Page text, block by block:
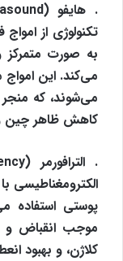
تکنولوژی از
به صورت
می‌کند. این
می‌شوند، که
کاهش ظاهر چین
الکترومغناطیسی
پوستی استفاده
موجب انقباض و
کلاژن، و بهبود